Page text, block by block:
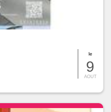
le
9
AOUT